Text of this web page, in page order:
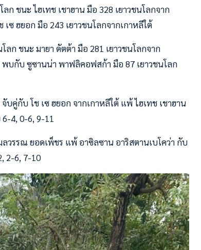
ก ชนะ ไฮเทช เชาฮาน มือ 328 เยาวชนโลกจาก
ซ ฮยอก มือ 243 เยาวชนโลกจากเกาหลีใต้
ลก ชนะ มายา ดัตต้า มือ 281 เยาวชนโลกจาก
พบกับ ซูซานน่า พาฟลิคอฟสก้า มือ 87 เยาวชนโลก
คู่กับ โช เซ ฮยอก จากเกาหลีใต้ แพ้ ไฮเทช เชาฮาน
6-4, 0-6, 9-11
วรรณ ยอดเพ็ชร แพ้ อาซิลซาน อาริสตานเบโคว่า กับ
2-6, 7-10